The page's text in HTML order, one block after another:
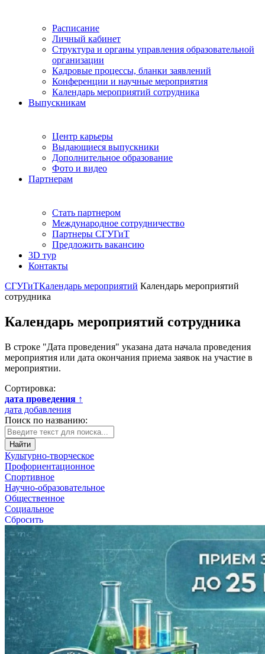
Расписание
Личный кабинет
Структура и органы управления образовательной
организации
Кадровые процессы, бланки заявлений
Конференции и научные мероприятия
Календарь мероприятий сотрудника
Выпускникам
Центр карьеры
Выдающиеся выпускники
Дополнительное образование
Фото и видео
Партнерам
Стать партнером
Международное сотрудничество
Партнеры СГУГиТ
Предложить вакансию
3D тур
Контакты
СГУГиТКалендарь мероприятий Календарь мероприятий
сотрудника
Календарь мероприятий сотрудника
В строке "Дата проведения" указана дата начала проведения
мероприятия или дата окончания приема заявок на участие в
мероприятии.
Сортировка:
дата проведения ↑
дата добавления
Поиск по названию:
Найти
Культурно-творческое
Профориентационное
Спортивное
Научно-образовательное
Общественное
Социальное
Сбросить